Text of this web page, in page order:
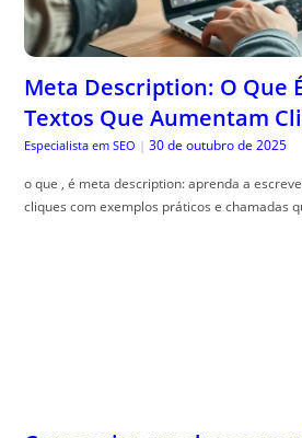
Meta Description: O Que
Textos Que Aumentam
Especialista em SEO | 30 de outubro de 2025
o que , é meta description: aprenda a
cliques com exemplos práticos e chamadas